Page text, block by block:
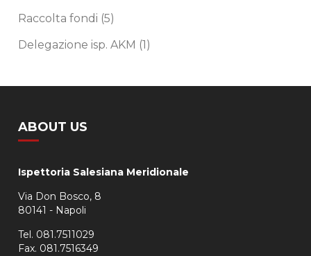
Raccolta fondi (5)
Delegazione isp. AKM (1)
ABOUT US
Ispettoria Salesiana Meridionale
Via Don Bosco, 8
80141 - Napoli
Tel. 081.7511029
Fax. 081.7516349